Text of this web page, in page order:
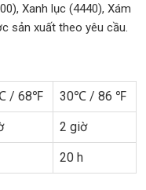
Xanh lục (4440), Xám
sản xuất theo yêu cầu.
/ 68℉ 30℃ / 86 ℉
2 giờ
20 h